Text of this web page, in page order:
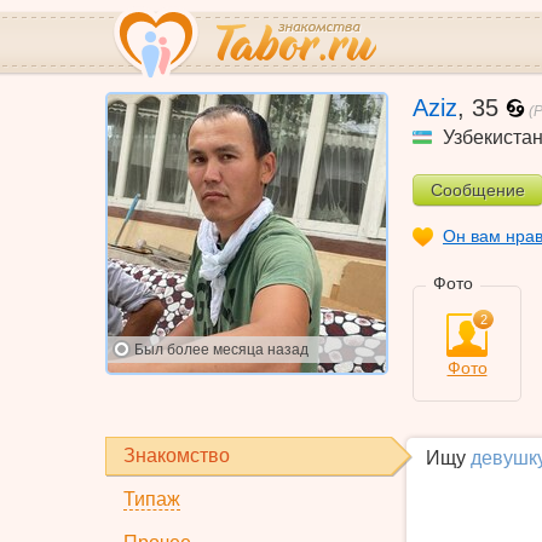
Былболее месяца назад
Aziz, 35
Узбекистан
Сообщение
Он вам
Фото
2
Фото
Знакомство
Типаж
Ищу